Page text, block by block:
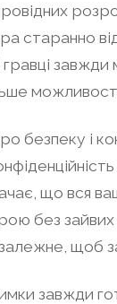
старанно
завжди
безпеку і
що вся
без зайвих
щоб
завжди